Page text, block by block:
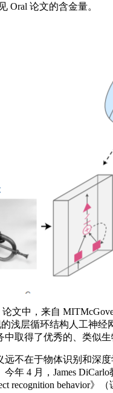
Oral 论文的含金量。
中，来自
浅层循环结构人工神
取得了优秀的、类似生
在于物体识别和深度
年 4 月，James DiCarlo
recognition behavior